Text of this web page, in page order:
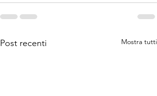
Post recenti Mostra tutti